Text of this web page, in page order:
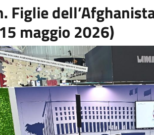
Figlie
maggio 2026)